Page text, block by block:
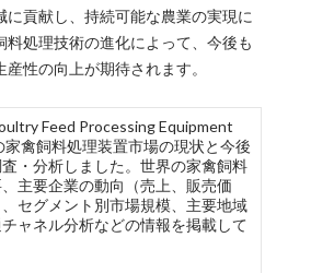
に貢献し、持続可能な農業の実現に
料処理技術の進化によって、今後も
性の向上が期待されます。
Feed Processing Equipment
禽飼料処理装置市場の現状と今後
・分析しました。世界の家禽飼料
主要企業の動向（売上、販売価
セグメント別市場規模、主要地域
ャネル分析などの情報を掲載して